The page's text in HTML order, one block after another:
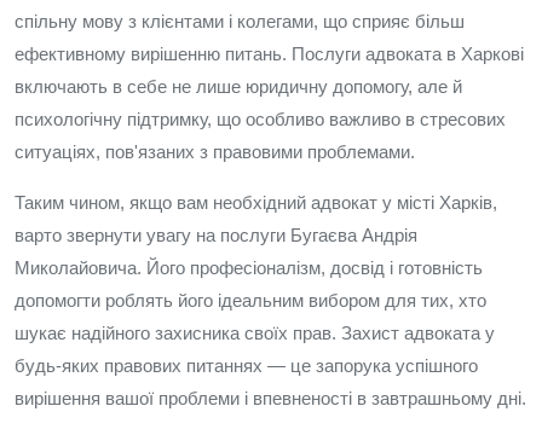
спільну мову з клієнтами і колегами, що сприяє більш
ефективному вирішенню питань. Послуги адвоката в Харкові
включають в себе не лише юридичну допомогу, але й
психологічну підтримку, що особливо важливо в стресових
ситуаціях, пов'язаних з правовими проблемами.
Таким чином, якщо вам необхідний адвокат у місті Харків,
варто звернути увагу на послуги Бугаєва Андрія
Миколайовича. Його професіоналізм, досвід і готовність
допомогти роблять його ідеальним вибором для тих, хто
шукає надійного захисника своїх прав. Захист адвоката у
будь-яких правових питаннях — це запорука успішного
вирішення вашої проблеми і впевненості в завтрашньому дні.